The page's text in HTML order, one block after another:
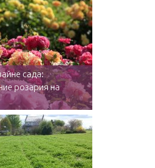
сада:
розария на